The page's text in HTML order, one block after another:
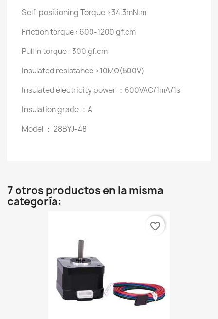
Self-positioning Torque >34.3mN.m
Friction torque : 600-1200 gf.cm
Pull in torque : 300 gf.cm
Insulated resistance >10MΩ(500V)
Insulated electricity power ：600VAC/1mA/1s
Insulation grade ：A
Model ： 28BYJ-48
7 otros productos en la misma
categoría:
favorite_border